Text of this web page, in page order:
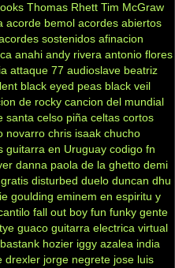
Thomas Rhett Tim McGraw
acorde bemol acordes abiertos
sostenidos afinacion
anahi andy rivera antonio flores
attaque 77 audioslave beatriz
black eyed peas black veil
de rocky cancion del mundial
santa celso piña celtas cortos
novarro chris isaak chucho
guitarra en Uruguay codigo fn
danna paola de la ghetto demi
disturbed duelo duncan dhu
goulding eminem en espiritu y
fall out boy fun funky gente
guaco guitarra electrica virtual
hozier iggy azalea india
drexler jorge negrete jose luis